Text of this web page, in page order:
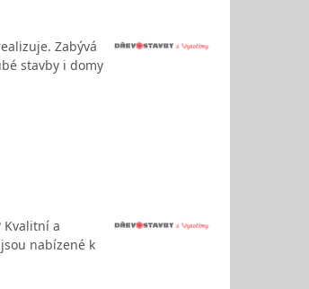
Zabývá
stavby i domy
Kvalitní a
nabízené k